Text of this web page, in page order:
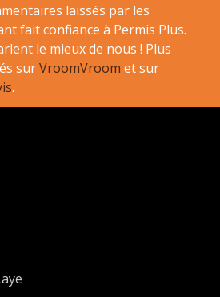
laissés par les
fait confiance à Permis Plus.
le mieux de nous ! Plus
surVroomVroom et sur
.